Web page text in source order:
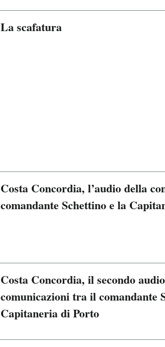
La scafatura
Costa Concordia, l’audio della
comandante Schettino e la
Costa Concordia, il secondo
comunicazioni tra il comandante
Capitaneria di Porto